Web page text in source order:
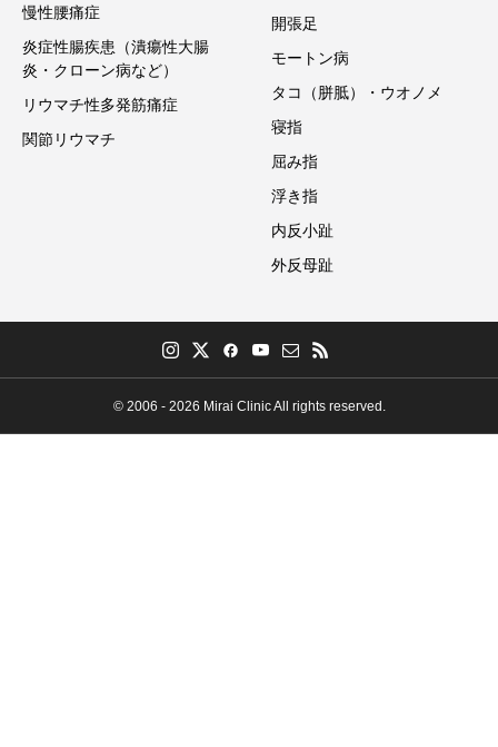
慢性腰痛症
炎症性腸疾患（潰瘍性大腸
炎・クローン病など）
リウマチ性多発筋痛症
関節リウマチ
開張足
モートン病
タコ（胼胝）・ウオノメ
寝指
屈み指
浮き指
内反小趾
外反母趾
© 2006 - 2026 Mirai Clinic All rights reserved.